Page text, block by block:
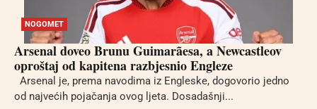
NOGOMET
Arsenal doveo Brunu Guimarãesa, a Newcastleov
oproštaj od kapitena razbjesnio Engleze
Arsenal je, prema navodima iz Engleske, dogovorio jedno
od najvećih pojačanja ovog ljeta. Dosadašnji...